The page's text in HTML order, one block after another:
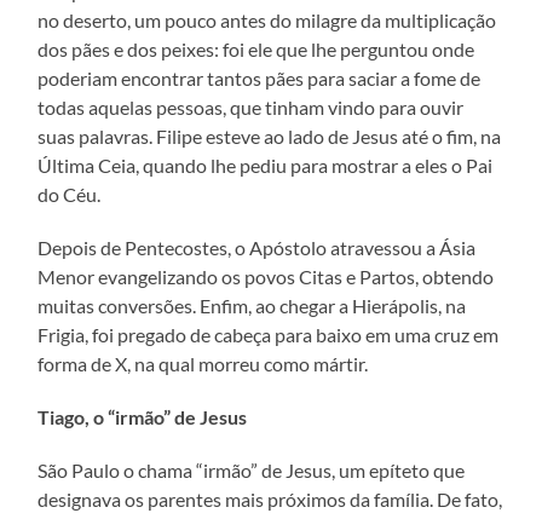
no deserto, um pouco antes do milagre da multiplicação
dos pães e dos peixes: foi ele que lhe perguntou onde
poderiam encontrar tantos pães para saciar a fome de
todas aquelas pessoas, que tinham vindo para ouvir
suas palavras. Filipe esteve ao lado de Jesus até o fim, na
Última Ceia, quando lhe pediu para mostrar a eles o Pai
do Céu.
Depois de Pentecostes, o Apóstolo atravessou a Ásia
Menor evangelizando os povos Citas e Partos, obtendo
muitas conversões. Enfim, ao chegar a Hierápolis, na
Frigia, foi pregado de cabeça para baixo em uma cruz em
forma de X, na qual morreu como mártir.
Tiago, o “irmão” de Jesus
São Paulo o chama “irmão” de Jesus, um epíteto que
designava os parentes mais próximos da família. De fato,